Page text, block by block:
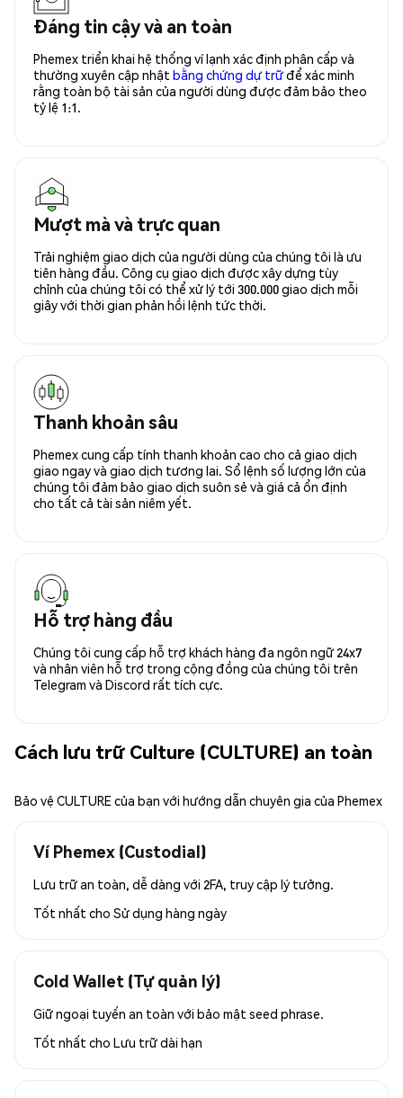
Đáng tin cậy và an toàn
Phemex triển khai hệ thống ví lạnh xác định phân cấp và
thường xuyên cập nhật bằng chứng dự trữđể xác minh
rằng toàn bộ tài sản của người dùng được đảm bảo theo
tỷ lệ 1:1.
Mượt mà và trực quan
Trải nghiệm giao dịch của người dùng của chúng tôi là ưu
tiên hàng đầu. Công cụ giao dịch được xây dựng tùy
chỉnh của chúng tôi có thể xử lý tới 300.000 giao dịch mỗi
giây với thời gian phản hồi lệnh tức thời.
Thanh khoản sâu
Phemex cung cấp tính thanh khoản cao cho cả giao dịch
giao ngay và giao dịch tương lai. Sổ lệnh số lượng lớn của
chúng tôi đảm bảo giao dịch suôn sẻ và giá cả ổn định
cho tất cả tài sản niêm yết.
Hỗ trợ hàng đầu
Chúng tôi cung cấp hỗ trợ khách hàng đa ngôn ngữ 24x7
và nhân viên hỗ trợ trong cộng đồng của chúng tôi trên
Telegram và Discord rất tích cực.
Cách lưu trữ Culture (CULTURE) an toàn
Bảo vệ CULTURE của bạn với hướng dẫn chuyên gia của Phemex
Ví Phemex (Custodial)
Lưu trữ an toàn, dễ dàng với 2FA, truy cập lý tưởng.
Tốt nhất cho Sử dụng hàng ngày
Cold Wallet (Tự quản lý)
Giữ ngoại tuyến an toàn với bảo mật seed phrase.
Tốt nhất cho Lưu trữ dài hạn